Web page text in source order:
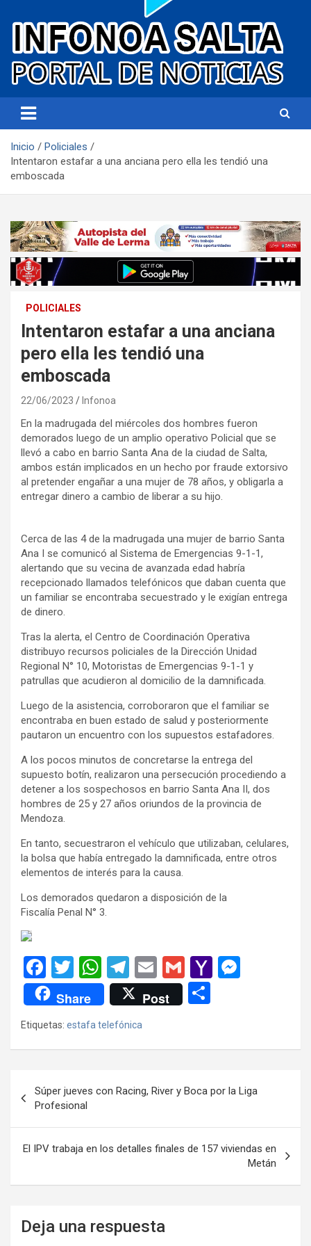
Infonoa Salta
Inicio
Policiales
Intentaron estafar a una anciana pero ella les tendió una
emboscada
POLICIALES
Intentaron estafar a una anciana
pero ella les tendió una
emboscada
22/06/2023 Infonoa
En la madrugada del miércoles dos hombres fueron
demorados luego de un amplio operativo Policial que se
llevó a cabo en barrio Santa Ana de la ciudad de Salta,
ambos están implicados en un hecho por fraude extorsivo
al pretender engañar a una mujer de 78 años, y obligarla a
entregar dinero a cambio de liberar a su hijo.
Cerca de las 4 de la madrugada una mujer de barrio Santa
Ana I se comunicó al Sistema de Emergencias 9-1-1,
alertando que su vecina de avanzada edad habría
recepcionado llamados telefónicos que daban cuenta que
un familiar se encontraba secuestrado y le exigían entrega
de dinero.
Tras la alerta, el Centro de Coordinación Operativa
distribuyo recursos policiales de la Dirección Unidad
Regional N° 10, Motoristas de Emergencias 9-1-1 y
patrullas que acudieron al domicilio de la damnificada.
Luego de la asistencia, corroboraron que el familiar se
encontraba en buen estado de salud y posteriormente
pautaron un encuentro con los supuestos estafadores.
A los pocos minutos de concretarse la entrega del
supuesto botín, realizaron una persecución procediendo a
detener a los sospechosos en barrio Santa Ana II, dos
hombres de 25 y 27 años oriundos de la provincia de
Mendoza.
En tanto, secuestraron el vehículo que utilizaban, celulares,
la bolsa que había entregado la damnificada, entre otros
elementos de interés para la causa.
Los demorados quedaron a disposición de la
Fiscalía Penal N° 3.
F
a
ce
b
o
k
T
wi
tt
er
W
h
at
s
A
p
T
el
e
gr
a
E
m
ail
G
m
ail
Y
o
ail
g
Share Post
ar
tir
Etiquetas: estafa telefónica
de
entradas
Súper jueves con Racing, River y Boca por la Liga
Profesional
El IPV trabaja en los detalles finales de 157 viviendas en
Metán
Deja una respuesta